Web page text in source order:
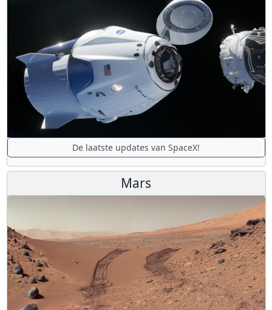
De laatste updates van SpaceX!
Mars